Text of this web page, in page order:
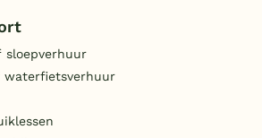
sloepverhuur
waterfietsverhuur